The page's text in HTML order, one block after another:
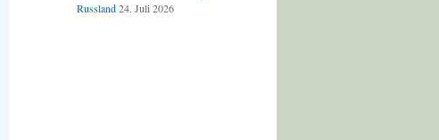
Russland 24. Juli 2026